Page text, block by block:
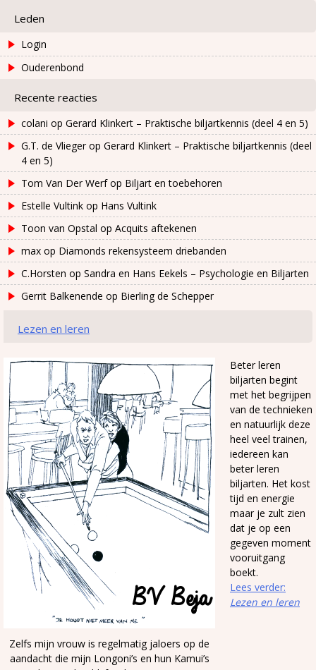
Leden
Login
Ouderenbond
Recente reacties
colani op Gerard Klinkert – Praktische biljartkennis (deel 4 en 5)
G.T. de Vliegerop Gerard Klinkert – Praktische biljartkennis (deel
4 en 5)
Tom Van Der Werfop Biljart en toebehoren
Estelle Vultink op Hans Vultink
Toon van Opstal op Acquits aftekenen
max op Diamonds rekensysteem driebanden
C.Horsten op Sandra en Hans Eekels – Psychologie en Biljarten
Gerrit Balkenende op Bierling de Schepper
Lezen en leren
Zelfs mijn vrouw is regelmatig jaloers op de
aandacht die mijn Longoni’s en hun Kamui’s
Beter leren
biljarten begint
met het begrijpen
van de technieken
en natuurlijk deze
heel veel trainen,
iedereen kan
beter leren
biljarten. Het kost
tijd en energie
maar je zult zien
dat je op een
gegeven moment
vooruitgang
boekt.
Lees verder:
Lezen en leren